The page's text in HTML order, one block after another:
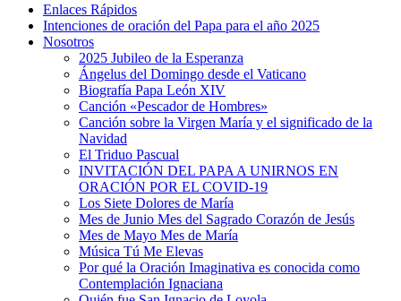
Enlaces Rápidos
Intenciones de oración del Papa para el año 2025
Nosotros
2025 Jubileo de la Esperanza
Ángelus del Domingo desde el Vaticano
Biografía Papa León XIV
Canción «Pescador de Hombres»
Canción sobre la Virgen María y el significado de la
Navidad
El Triduo Pascual
INVITACIÓN DEL PAPA A UNIRNOS EN
ORACIÓN POR EL COVID-19
Los Siete Dolores de María
Mes de Junio Mes del Sagrado Corazón de Jesús
Mes de Mayo Mes de María
Música Tú Me Elevas
Por qué la Oración Imaginativa es conocida como
Contemplación Ignaciana